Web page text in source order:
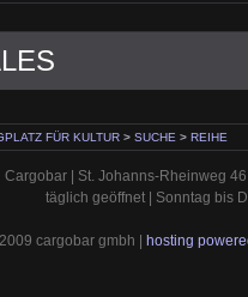
FÜR KULTUR > SUCHE > REIHE
Cargobar | St. Johanns-Rheinweg
täglich geöffnet | Sonntag bis
cargobar gmbh | hosting